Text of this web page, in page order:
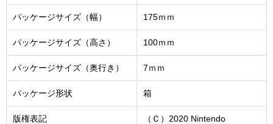
パッケージサイズ（幅） 175ｍｍ
パッケージサイズ（高さ） 100ｍｍ
パッケージサイズ（奥行き） 7ｍｍ
パッケージ形状 箱
版権表記 （Ｃ）2020 Nintendo